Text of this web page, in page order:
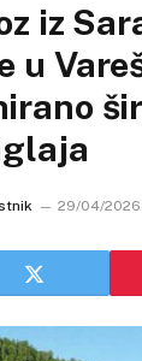
iz
u
29/04/2026